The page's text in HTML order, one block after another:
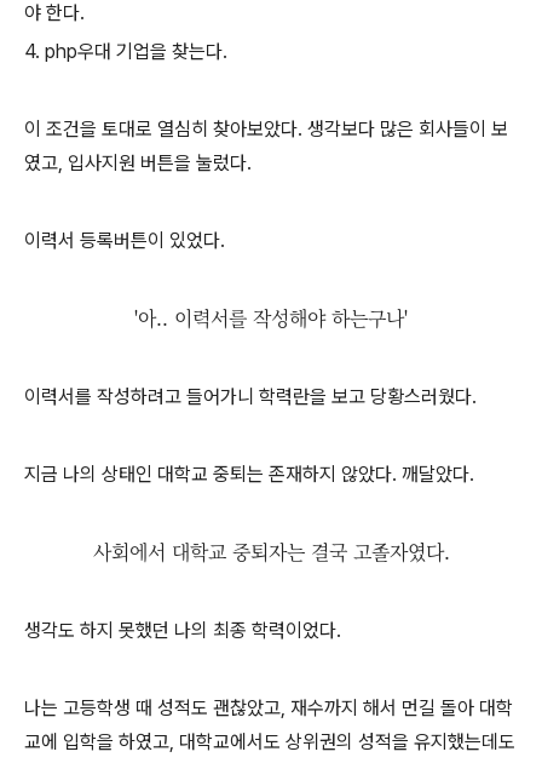
야 한다.
4. php우대 기업을 찾는다.
이 조건을 토대로 열심히 찾아보았다. 생각보다 많은 회사들이 보
였고, 입사지원 버튼을 눌렀다.
이력서 등록버튼이 있었다.
'아.. 이력서를 작성해야 하는구나'
이력서를 작성하려고 들어가니 학력란을 보고 당황스러웠다.
지금 나의 상태인 대학교 중퇴는 존재하지 않았다. 깨달았다.
사회에서 대학교 중퇴자는 결국 고졸자였다.
생각도 하지 못했던 나의 최종 학력이었다.
나는 고등학생 때 성적도 괜찮았고, 재수까지 해서 먼길 돌아 대학
교에 입학을 하였고, 대학교에서도 상위권의 성적을 유지했는데도